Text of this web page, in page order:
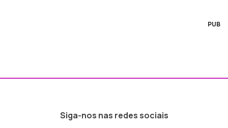
PUB
Siga-nos nas redes sociais